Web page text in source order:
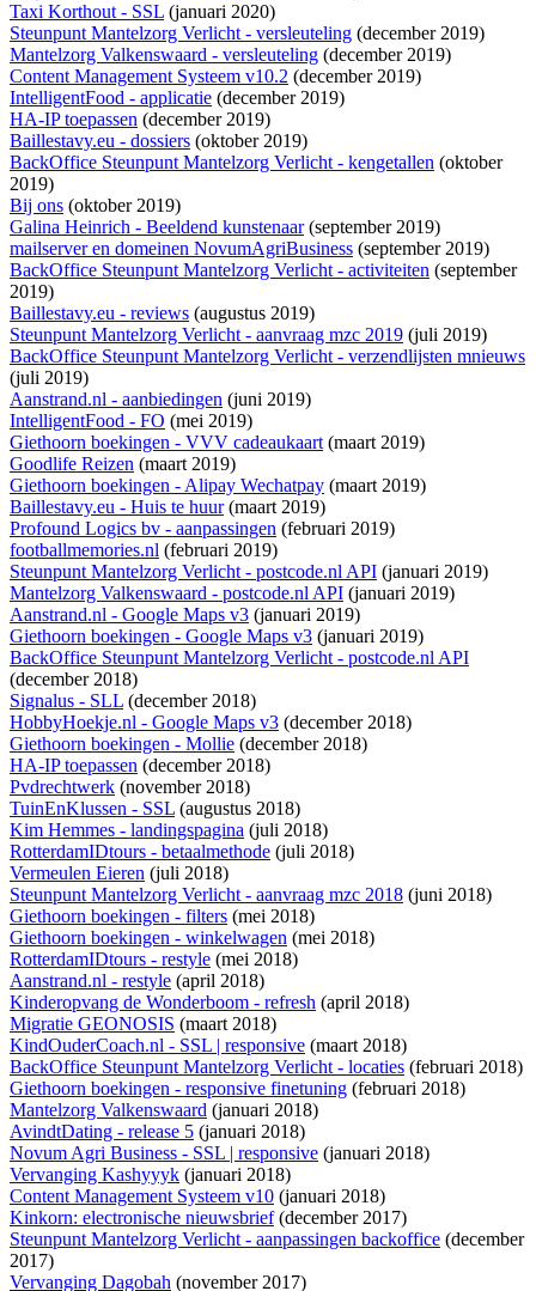
Taxi Korthout - SSL (januari 2020)
Steunpunt Mantelzorg Verlicht - versleuteling (december 2019)
Mantelzorg Valkenswaard - versleuteling (december 2019)
Content Management Systeem v10.2 (december 2019)
IntelligentFood - applicatie (december 2019)
HA-IP toepassen (december 2019)
Baillestavy.eu - dossiers (oktober 2019)
BackOffice Steunpunt Mantelzorg Verlicht - kengetallen (oktober
2019)
Bij ons (oktober 2019)
Galina Heinrich - Beeldend kunstenaar(september 2019)
mailserver en domeinen NovumAgriBusiness (september 2019)
BackOffice Steunpunt Mantelzorg Verlicht - activiteiten (september
2019)
Baillestavy.eu - reviews (augustus 2019)
Steunpunt Mantelzorg Verlicht - aanvraag mzc 2019 (juli 2019)
BackOffice Steunpunt Mantelzorg Verlicht - verzendlijsten mnieuws
(juli 2019)
Aanstrand.nl - aanbiedingen (juni 2019)
IntelligentFood - FO (mei 2019)
Giethoorn boekingen - VVV cadeaukaart(maart 2019)
Goodlife Reizen (maart 2019)
Giethoorn boekingen - Alipay Wechatpay (maart 2019)
Baillestavy.eu - Huis te huur(maart 2019)
Profound Logics bv - aanpassingen (februari 2019)
footballmemories.nl (februari 2019)
Steunpunt Mantelzorg Verlicht - postcode.nl API (januari 2019)
Mantelzorg Valkenswaard - postcode.nl API (januari 2019)
Aanstrand.nl - Google Maps v3 (januari 2019)
Giethoorn boekingen - Google Maps v3 (januari 2019)
BackOffice Steunpunt Mantelzorg Verlicht - postcode.nl API
(december 2018)
Signalus - SLL (december 2018)
HobbyHoekje.nl - Google Maps v3 (december 2018)
Giethoorn boekingen - Mollie (december 2018)
HA-IP toepassen (december 2018)
Pvdrechtwerk (november 2018)
TuinEnKlussen - SSL (augustus 2018)
Kim Hemmes - landingspagina (juli 2018)
RotterdamIDtours - betaalmethode (juli 2018)
Vermeulen Eieren (juli 2018)
Steunpunt Mantelzorg Verlicht - aanvraag mzc 2018 (juni 2018)
Giethoorn boekingen - filters (mei 2018)
Giethoorn boekingen - winkelwagen (mei 2018)
RotterdamIDtours - restyle (mei 2018)
Aanstrand.nl - restyle (april 2018)
Kinderopvang de Wonderboom - refresh (april 2018)
Migratie GEONOSIS (maart 2018)
KindOuderCoach.nl - SSL | responsive (maart 2018)
BackOffice Steunpunt Mantelzorg Verlicht - locaties (februari 2018)
Giethoorn boekingen - responsive finetuning (februari 2018)
Mantelzorg Valkenswaard (januari 2018)
AvindtDating - release 5 (januari 2018)
Novum Agri Business - SSL | responsive (januari 2018)
Vervanging Kashyyyk (januari 2018)
Content Management Systeem v10 (januari 2018)
Kinkorn: electronische nieuwsbrief(december 2017)
Steunpunt Mantelzorg Verlicht - aanpassingen backoffice (december
2017)
Vervanging Dagobah (november 2017)